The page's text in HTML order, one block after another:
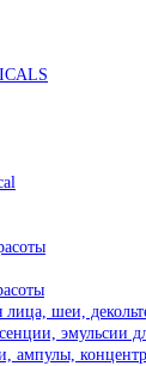
лица, шеи,
эмульсии
ампулы,